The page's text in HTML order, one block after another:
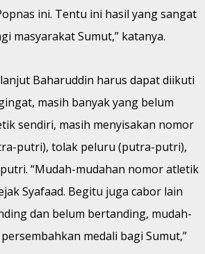
ini. Tentu ini hasil yang sangat
masyarakat Sumut,” katanya.
Baharuddin harus dapat diikuti
masih banyak yang belum
sendiri, masih menyisakan nomor
putri), tolak peluru (putra-putri),
“Mudah-mudahan nomor atletik
Syafaad. Begitu juga cabor lain
dan belum bertanding, mudah-
medali bagi Sumut,”